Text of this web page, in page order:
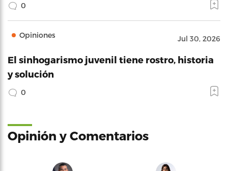
0
Opiniones Jul 30, 2026
El sinhogarismo juvenil tiene rostro, historia
y solución
0
Opinión y Comentarios